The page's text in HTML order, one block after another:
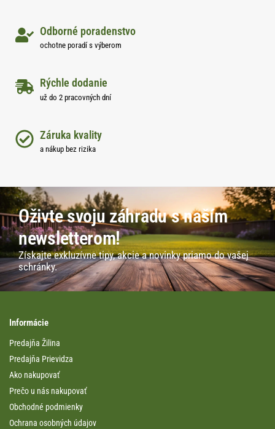
Odborné poradenstvo
ochotne poradí s výberom
Rýchle dodanie
už do 2 pracovných dní
Záruka kvality
a nákup bez rizika
Oživte svoju záhradu s naším
newsletterom!
Získajte exkluzívne tipy, akcie a novinky priamo do vašej
schránky.
Informácie
Predajňa Žilina
Predajňa Prievidza
Ako nakupovať
Prečo u nás nakupovať
Obchodné podmienky
Ochrana osobných údajov